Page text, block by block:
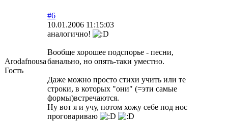
Arodafnousa
Гость
#6
10.01.2006 11:15:03
аналогично!
Вообще хорошее подспорье - песни,
банально, но опять-таки уместно.
Даже можно просто стихи учить или те
строки, в которых "они" (=эти самые
формы)встречаются.
Ну вот я и учу, потом хожу себе под нос
проговариваю